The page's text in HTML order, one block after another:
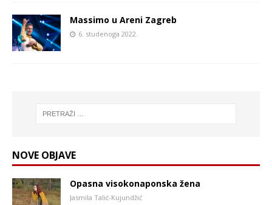
Massimo u Areni Zagreb
6. studenoga 2022.
NOVE OBJAVE
Opasna visokonaponska žena
Jasmila Talić-Kujundžić